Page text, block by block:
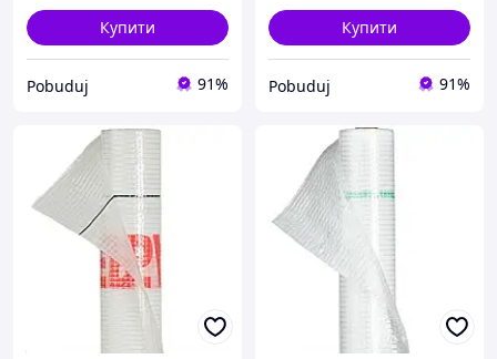
Купити
Pobuduj 91%
Купити
Pobuduj 91%